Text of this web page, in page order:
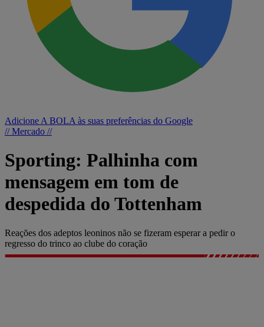
Adicione A BOLA às suas preferências do Google
// Mercado //
Sporting: Palhinha com
mensagem em tom de
despedida do Tottenham
Reações dos adeptos leoninos não se fizeram esperar a pedir o
regresso do trinco ao clube do coração